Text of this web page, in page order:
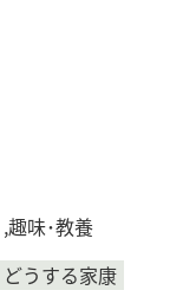
趣味･教養
どうする家康